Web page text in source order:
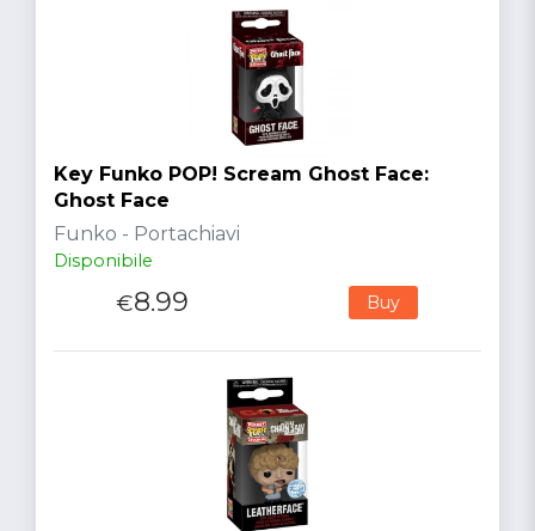
Key Funko POP! Scream Ghost Face:
Ghost Face
Funko - Portachiavi
Disponibile
€8.99 Buy